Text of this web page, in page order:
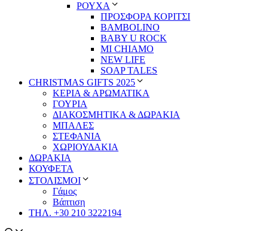
ΡΟΥΧΑ
ΠΡΟΣΦΟΡΑ ΚΟΡΙΤΣΙ
BAMBOLINO
BABY U ROCK
MI CHIAMO
NEW LIFE
SOAP TALES
CHRISTMAS GIFTS 2025
ΚΕΡΙΑ & ΑΡΩΜΑΤΙΚΑ
ΓΟΥΡΙΑ
ΔΙΑΚΟΣΜΗΤΙΚΑ & ΔΩΡΑΚΙΑ
ΜΠΑΛΕΣ
ΣΤΕΦΑΝΙΑ
ΧΩΡΙΟΥΔΑΚΙΑ
ΔΩΡΑΚΙΑ
ΚΟΥΦΕΤΑ
ΣΤΟΛΙΣΜΟΙ
Γάμος
Βάπτιση
ΤΗΛ. +30 210 3222194